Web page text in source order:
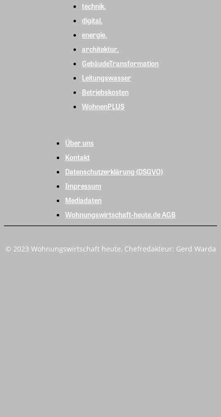
technik.
digital.
energie.
architektur.
GebäudeTransformation
Leitungswasser
Betriebskosten
WohnenPLUS
Über uns
Kontakt
Datenschutzerklärung (DSGVO)
Impressum
Mediadaten
Wohnungswirtschaft-heute.de AGB
© 2023 Wohnungswirtschaft heute, Chefredakteur: Gerd Warda